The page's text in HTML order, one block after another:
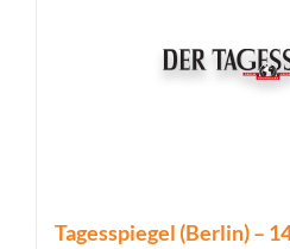
Tagesspiegel (Berlin) –